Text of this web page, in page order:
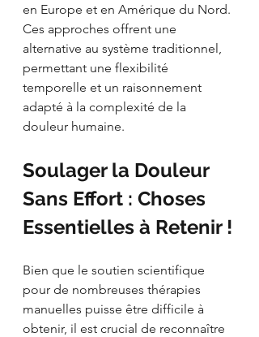
en Europe et en Amérique du Nord.
Ces approches offrent une
alternative au système traditionnel,
permettant une flexibilité
temporelle et un raisonnement
adapté à la complexité de la
douleur humaine.
Soulager la Douleur
Sans Effort : Choses
Essentielles à Retenir !
Bien que le soutien scientifique
pour de nombreuses thérapies
manuelles puisse être difficile à
obtenir, il est crucial de reconnaître